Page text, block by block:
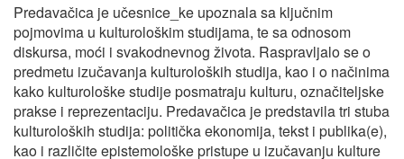
Predavačica je učesnice_ke upoznala sa ključnim
pojmovima u kulturološkim studijama, te sa odnosom
diskursa, moći i svakodnevnog života. Raspravljalo se o
predmetu izučavanja kulturoloških studija, kao i o načinima
kako kulturološke studije posmatraju kulturu, označiteljske
prakse i reprezentaciju. Predavačica je predstavila tri stuba
kulturoloških studija: politička ekonomija, tekst i publika(e),
kao i različite epistemološke pristupe u izučavanju kulture